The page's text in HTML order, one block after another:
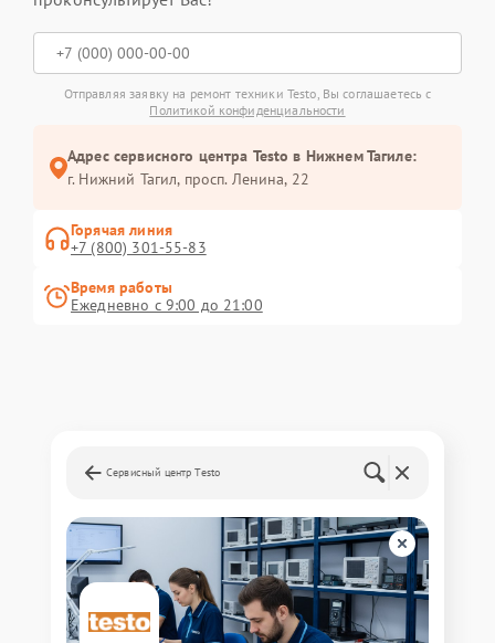
Отправляя заявку на ремонт техники Testo, Вы соглашаетесь с
Политикой конфиденциальности
Адрес сервисного центра Testo в Нижнем Тагиле:
г. Нижний Тагил, просп. Ленина, 22
Горячая линия
+7 (800) 301-55-83
Время работы
Ежедневно с 9:00 до 21:00
Сервисный центр Testo